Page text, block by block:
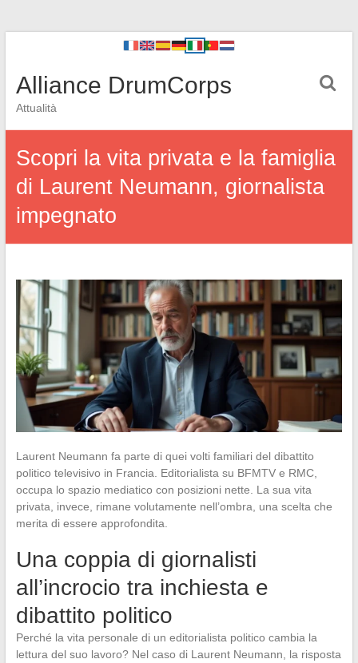
Alliance DrumCorps
Attualità
Scopri la vita privata e la famiglia
di Laurent Neumann, giornalista
impegnato
Laurent Neumann fa parte di quei volti familiari del dibattito
politico televisivo in Francia. Editorialista su BFMTV e RMC,
occupa lo spazio mediatico con posizioni nette. La sua vita
privata, invece, rimane volutamente nell’ombra, una scelta che
merita di essere approfondita.
Una coppia di giornalisti
all’incrocio tra inchiesta e
dibattito politico
Perché la vita personale di un editorialista politico cambia la
lettura del suo lavoro? Nel caso di Laurent Neumann, la risposta